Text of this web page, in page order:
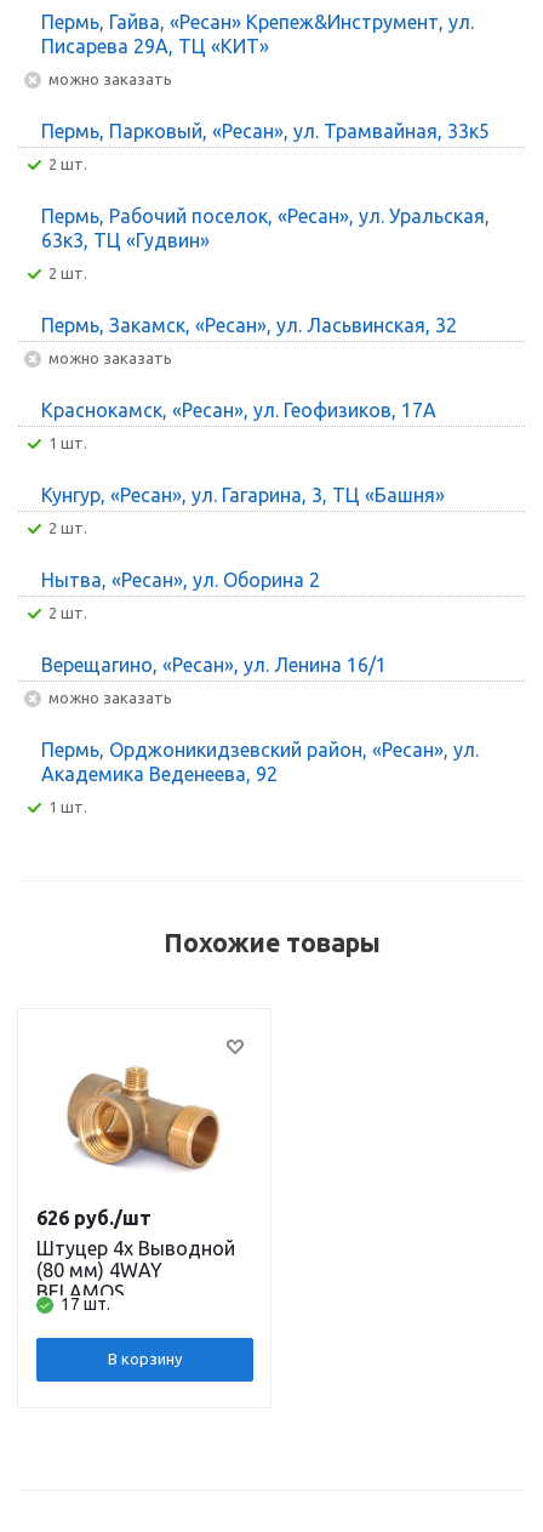
Пермь, Гайва, «Ресан» Крепеж&Инструмент, ул.
Писарева 29А, ТЦ «КИТ»
Можно заказать
Пермь, Парковый, «Ресан», ул. Трамвайная, 33к5
2 шт.
Пермь, Рабочий поселок, «Ресан», ул. Уральская,
63к3, ТЦ «Гудвин»
2 шт.
Пермь, Закамск, «Ресан», ул. Ласьвинская, 32
Можно заказать
Краснокамск, «Ресан», ул. Геофизиков, 17А
1 шт.
Кунгур, «Ресан», ул. Гагарина, 3, ТЦ «Башня»
2 шт.
Нытва, «Ресан», ул. Оборина 2
2 шт.
Верещагино, «Ресан», ул. Ленина 16/1
Можно заказать
Пермь, Орджоникидзевский район, «Ресан», ул.
Академика Веденеева, 92
1 шт.
Похожие товары
Штуцер 4х Выводной
(80 мм) 4WAY
BELAMOS
17 шт.
626 руб./шт
В корзину